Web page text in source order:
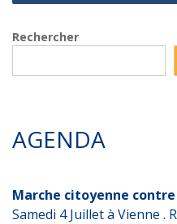
Rechercher
AGENDA
Marche citoyenne
Samedi 4 Juillet à Vienne .